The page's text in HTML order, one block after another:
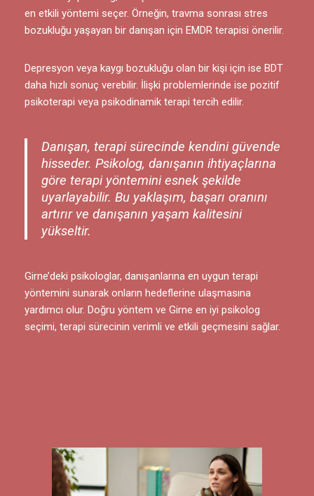
en etkili yöntemi seçer. Örneğin, travma sonrası stres
bozukluğu yaşayan bir danışan için EMDR terapisi önerilir.
Depresyon veya kaygı bozukluğu olan bir kişi için ise BDT
daha hızlı sonuç verebilir. İlişki problemlerinde ise pozitif
psikoterapi veya psikodinamik terapi tercih edilir.
Danışan, terapi sürecinde kendini güvende
hisseder. Psikolog, danışanın ihtiyaçlarına
göre terapi yöntemini esnek şekilde
uyarlayabilir. Bu yaklaşım, başarı oranını
artırır ve danışanın yaşam kalitesini
yükseltir.
Girne’deki psikologlar, danışanlarına en uygun terapi
yöntemini sunarak onların hedeflerine ulaşmasına
yardımcı olur. Doğru yöntem ve Girne en iyi psikolog
seçimi, terapi sürecinin verimli ve etkili geçmesini sağlar.